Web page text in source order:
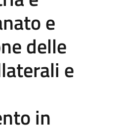
e
delle
e
in